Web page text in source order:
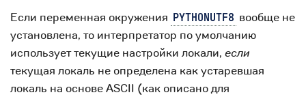
Если переменная окружения PYTHONUTF8 вообще не
установлена, то интерпретатор по умолчанию
использует текущие настройки локали, если
текущая локаль не определена как устаревшая
локаль на основе ASCII (как описано для